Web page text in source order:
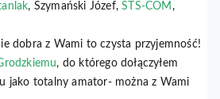
, Szymański Józef,STS-COM ,
dobra z Wami to czysta przyjemność!
, do którego dołączyłem
jako totalny amator- można z Wami